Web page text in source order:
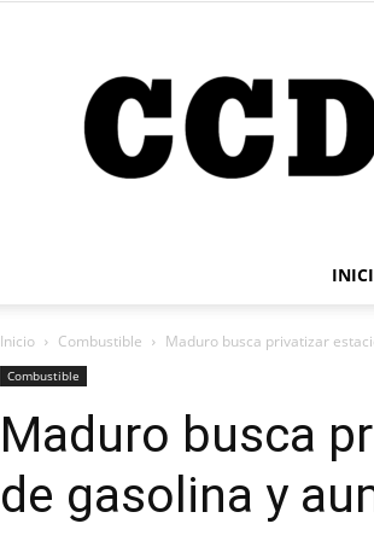
Inicio Combustible Maduro busca privatizar
Combustible
Maduro busca
de gasolina y